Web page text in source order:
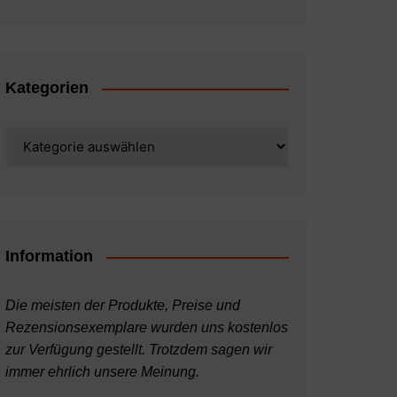
Kategorien
Information
Die meisten der Produkte, Preise und
Rezensionsexemplare wurden uns kostenlos
zur Verfügung gestellt. Trotzdem sagen wir
immer ehrlich unsere Meinung.